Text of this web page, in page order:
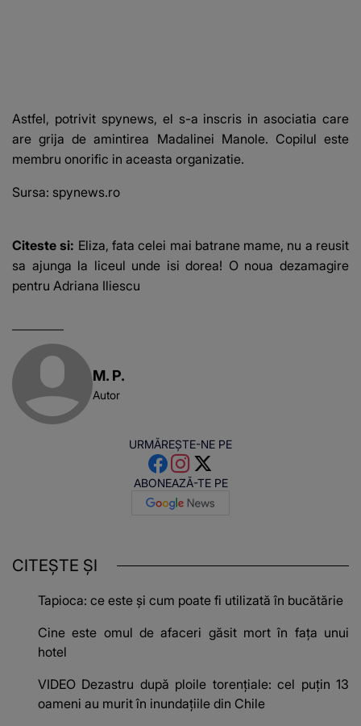
Astfel, potrivit spynews, el s-a inscris in asociatia care
are grija de amintirea Madalinei Manole. Copilul este
membru onorific in aceasta organizatie.
Sursa: spynews.ro
Citeste si: Eliza, fata celei mai batrane mame, nu a reusit
sa ajunga la liceul unde isi dorea! O noua dezamagire
pentru Adriana Iliescu
M. P.
Autor
URMĂREȘTE-NE PE
ABONEAZĂ-TE PE
CITEȘTE ȘI
Tapioca: ce este și cum poate fi utilizată în bucătărie
Cine este omul de afaceri găsit mort în fața unui
hotel
VIDEO Dezastru după ploile torențiale: cel puțin 13
oameni au murit în inundațiile din Chile